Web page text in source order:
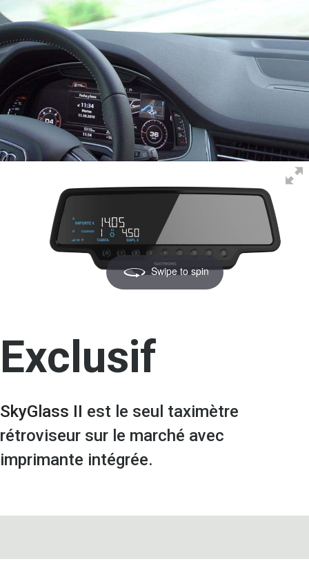
Swipe to spin
Exclusif
SkyGlass II est le seul taximètre
rétroviseur sur le marché avec
imprimante intégrée.